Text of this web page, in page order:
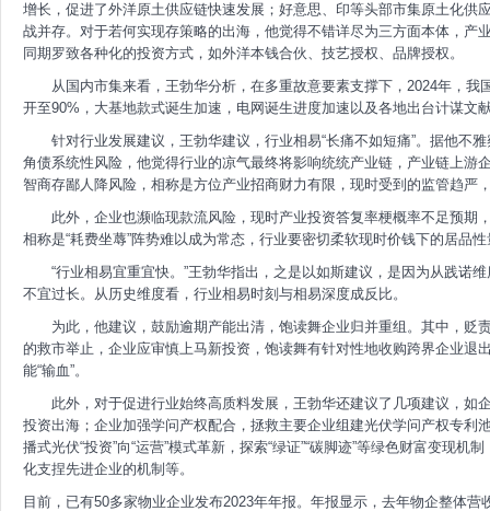
增长，促进了外洋原土供应链快速发展；好意思、印等头部市集原土化供
战并存。对于若何实现存策略的出海，他觉得不错详尽为三方面本体，产
同期罗致各种化的投资方式，如外洋本钱合伙、技艺授权、品牌授权。
从国内市集来看，王勃华分析，在多重故意要素支撑下，2024年，
开至90%，大基地款式诞生加速，电网诞生进度加速以及各地出台计谋文
针对行业发展建议，王勃华建议，行业相易“长痛不如短痛”。据他不
角债系统性风险，他觉得行业的凉气最终将影响统统产业链，产业链上游
智商存鄙人降风险，相称是方位产业招商财力有限，现时受到的监管趋严
此外，企业也濒临现款流风险，现时产业投资答复率梗概率不足预
相称是“耗费坐蓐”阵势难以成为常态，行业要密切柔软现时价钱下的居品
“行业相易宜重宜快。”王勃华指出，之是以如斯建议，是因为从践诺
不宜过长。从历史维度看，行业相易时刻与相易深度成反比。
为此，他建议，鼓励逾期产能出清，饱读舞企业归并重组。其中，
的救市举止，企业应审慎上马新投资，饱读舞有针对性地收购跨界企业
能“输血”。
此外，对于促进行业始终高质料发展，王勃华还建议了几项建议，
投资出海；企业加强学问产权配合，拯救主要企业组建光伏学问产权专利
播式光伏“投资”向“运营”模式革新，探索“绿证”“碳脚迹”等绿色财富变现
化支捏先进企业的机制等。
目前，已有50多家物业企业发布2023年年报。年报显示，去年物企整体